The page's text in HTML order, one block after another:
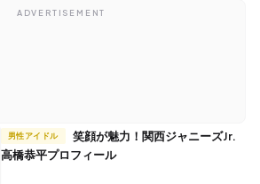
ADVERTISEMENT
男性アイドル
高橋恭平プロフィール